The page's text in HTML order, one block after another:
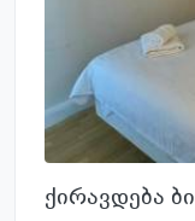
ქირავდება